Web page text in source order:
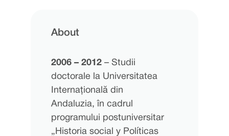
About
2006 – 2012– Studii
doctorale la Universitatea
Internațională din
Andaluzia, în cadrul
programului postuniversitar
„Historia social y Políticas